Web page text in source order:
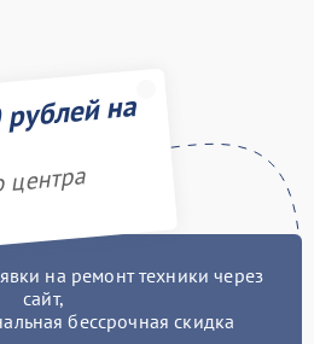
на
на ремонт техники через
сайт,
бессрочная скидка